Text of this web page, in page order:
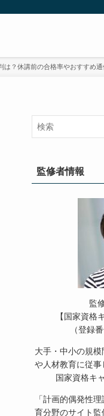
は？休講前の合格率やおすすめ
監修者情報
監
【国家資格
（登録
大手・中小の規
や人材教育に従
国家資格キ
「計画的偶発性
育分野のサイト